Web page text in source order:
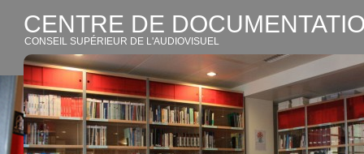
CENTRE DE
CONSEIL SUPÉRIEUR DE L'AUDIOVISUEL